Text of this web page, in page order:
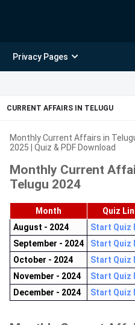
Privacy Pages
CURRENT AFFAIRS IN TELUGU
Monthly Current Affairs in
2025 | Quiz & PDF Download
Monthly Current
Telugu 2024
Month Quiz
August - 2024
Start Quiz
September - 2024
Start Quiz
October - 2024
Start Quiz
November - 2024
Start Quiz
December - 2024
Start Quiz